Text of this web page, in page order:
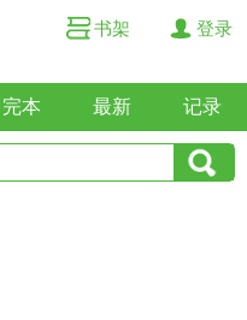
书架 登录
完本 最新 记录